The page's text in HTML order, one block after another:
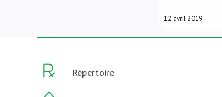
12 avril 2019
Répertoire